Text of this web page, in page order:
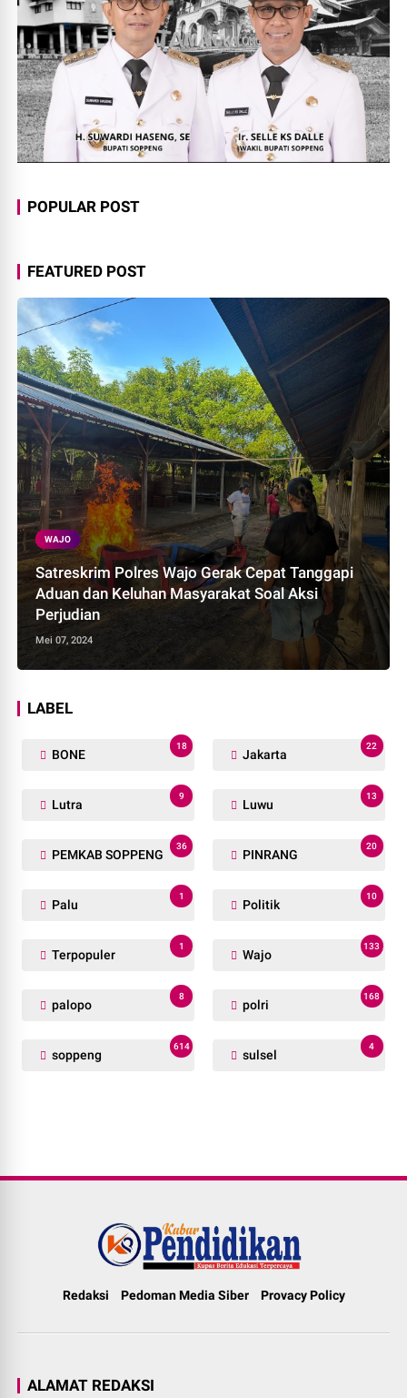
POPULAR POST
FEATURED POST
WAJO
Satreskrim Polres Wajo Gerak Cepat Tanggapi
Aduan dan Keluhan Masyarakat Soal Aksi
Perjudian
Mei 07, 2024
LABEL
BONE
18
Jakarta
22
Lutra
9
Luwu
13
PEMKAB SOPPENG
36
PINRANG
20
Palu
1
Politik
10
Terpopuler
1
Wajo
133
palopo
8
polri
168
soppeng
614
sulsel
4
Redaksi Pedoman Media Siber Provacy Policy
ALAMAT REDAKSI